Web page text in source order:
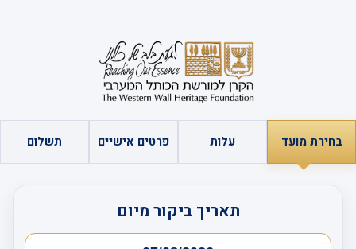
בחירת מועד עלות פרטים אישיים תשלום
תאריך ביקור מיום